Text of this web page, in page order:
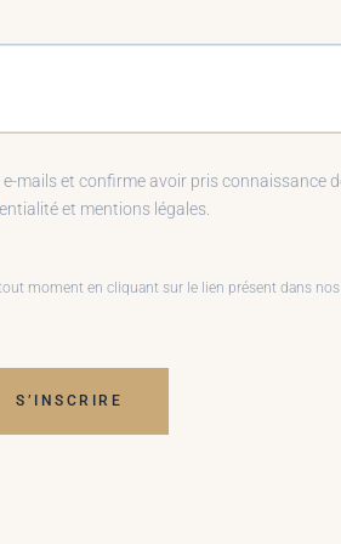
e-mails et confirme avoir pris connaissance
et mentions légales.
moment en cliquant sur le lien présent dans nos
S’INSCRIRE